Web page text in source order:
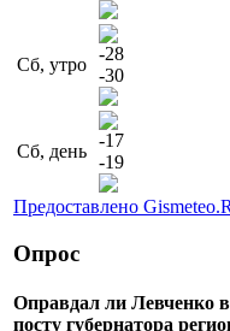
Сб, утро
-28
-30
Сб, день
-17
-19
Предоставлено
Опрос
Оправдал ли Левченко
посту губернатора